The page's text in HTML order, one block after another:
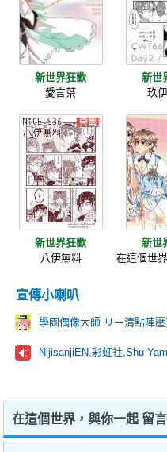
新世界狂歡
愛言葉
新世
玖
新世界狂歡
八伊無料
新世
在這個世
宣傳小喇叭
學園偶像大師 リー清點陣
在這個世界，與你一起 留